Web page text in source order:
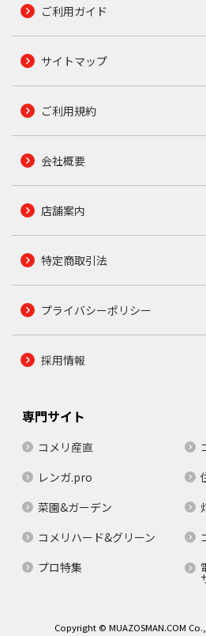
ご利用ガイド
サイトマップ
ご利用規約
会社概要
店舗案内
特定商取引法
プライバシーポリシー
採用情報
専門サイト
コメリ産直
レンガ.pro
菜園&ガーデン
コメリハード&グリーン
プロ特集
Copyright © MUAZOSMAN.COM